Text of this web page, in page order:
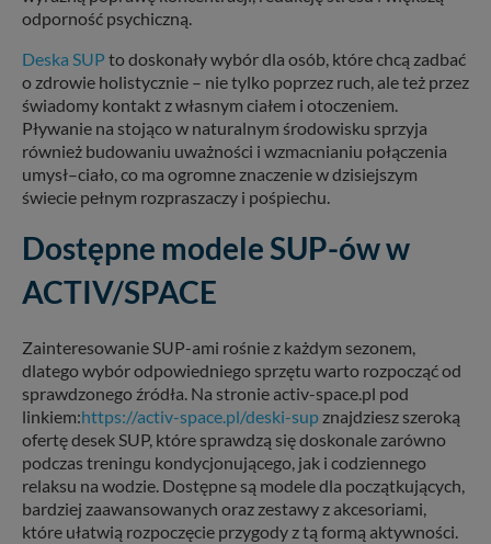
odporność psychiczną.
Deska SUP to doskonały wybór dla osób, które chcą zadbać
o zdrowie holistycznie – nie tylko poprzez ruch, ale też przez
świadomy kontakt z własnym ciałem i otoczeniem.
Pływanie na stojąco w naturalnym środowisku sprzyja
również budowaniu uważności i wzmacnianiu połączenia
umysł–ciało, co ma ogromne znaczenie w dzisiejszym
świecie pełnym rozpraszaczy i pośpiechu.
Dostępne modele SUP-ów w
ACTIV/SPACE
Zainteresowanie SUP-ami rośnie z każdym sezonem,
dlatego wybór odpowiedniego sprzętu warto rozpocząć od
sprawdzonego źródła. Na stronie activ-space.pl pod
linkiem:https://activ-space.pl/deski-sup znajdziesz szeroką
ofertę desek SUP, które sprawdzą się doskonale zarówno
podczas treningu kondycjonującego, jak i codziennego
relaksu na wodzie. Dostępne są modele dla początkujących,
bardziej zaawansowanych oraz zestawy z akcesoriami,
które ułatwią rozpoczęcie przygody z tą formą aktywności.
Twoich danych jest elementem usługi (przekazanie
danych z formularza kontaktowego, przekazanie danych
w przypadku rezerwacji usług typu: nocleg, czartery,
itp). Więcej informacji o zasadach i funkcjonalności
serwisu w
Regulaminie Serwisu.
Administratorem Twoich danych jest: Agencja
Reklamowa Kreacja Monika Borkowska, z siedzibą ul.
Wiejska 17, 11-500 Giżycko. Możesz z nami
skontaktować się za pośrednictwem tejstrony
W każdej chwili możesz: zażądać dostępu do swoich
danych, zażądać ich poprawienia lub usunięcia,
zabronić ich przetwarzania. Pamiętaj jednak, że nie
zawsze jest możliwe techniczne zrealizowanie Twoich
cookies. Twoja przeglądarka umożliwia Ci skasowanie
tych plików - w pewnych przypadkach nie możemy tego
zrobić za Ciebie.
Dziękujemy, i życzmy miłego odkrywania Mazur na
nowo...